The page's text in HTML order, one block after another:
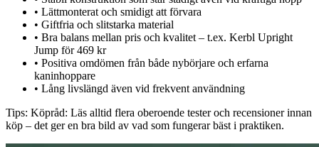
• Lättmonterat och smidigt att förvara
• Giftfria och slitstarka material
• Bra balans mellan pris och kvalitet – t.ex. Kerbl Upright
Jump för 469 kr
• Positiva omdömen från både nybörjare och erfarna
kaninhoppare
• Lång livslängd även vid frekvent användning
Tips: Köpråd: Läs alltid flera oberoende tester och recensioner innan
köp – det ger en bra bild av vad som fungerar bäst i praktiken.